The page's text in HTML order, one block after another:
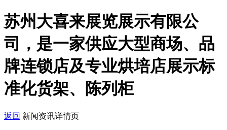
苏州大喜来展览展示有限公
司，是一家供应大型商场、品
牌连锁店及专业烘培店展示标
准化货架、陈列柜
返回 新闻资讯详情页